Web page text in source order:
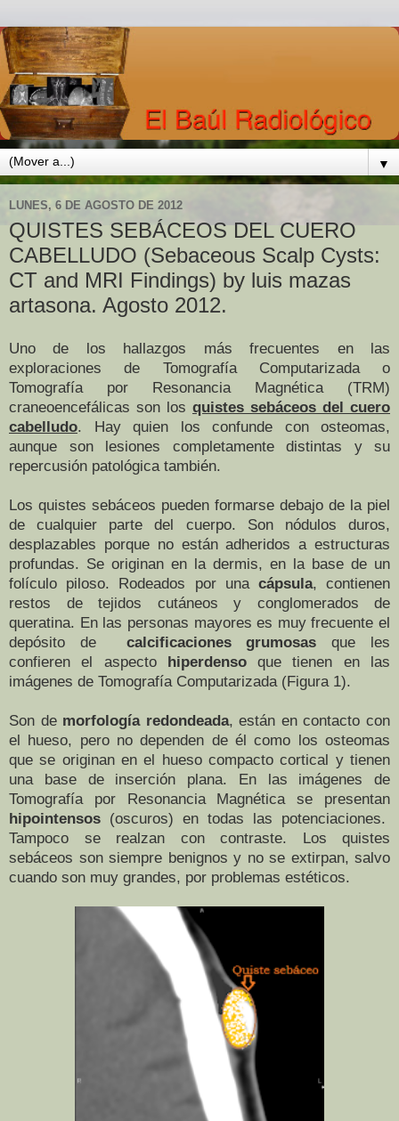
▼
LUNES, 6 DE AGOSTO DE 2012
QUISTES SEBÁCEOS DEL CUERO
CABELLUDO (Sebaceous Scalp Cysts:
CT and MRI Findings) by luis mazas
artasona. Agosto 2012.
Uno de los hallazgos más frecuentes en las
exploraciones de Tomografía Computarizada o
Tomografía por Resonancia Magnética (TRM)
craneoencefálicas son los quistes sebáceos del cuero
cabelludo. Hay quien los confunde con osteomas,
aunque son lesiones completamente distintas y su
repercusión patológica también.
Los quistes sebáceos pueden formarse debajo de la piel
de cualquier parte del cuerpo. Son nódulos duros,
desplazables porque no están adheridos a estructuras
profundas. Se originan en la dermis, en la base de un
folículo piloso. Rodeados por una cápsula, contienen
restos de tejidos cutáneos y conglomerados de
queratina. En las personas mayores es muy frecuente el
depósito de calcificaciones grumosas que les
confieren el aspecto hiperdensoque tienen en las
imágenes de Tomografía Computarizada (Figura 1).
Son de morfología redondeada, están en contacto con
el hueso, pero no dependen de él como los osteomas
que se originan en el hueso compacto cortical y tienen
una base de inserción plana. En las imágenes de
Tomografía por Resonancia Magnética se presentan
hipointensos (oscuros) en todas las potenciaciones.
Tampoco se realzan con contraste. Los quistes
sebáceos son siempre benignos y no se extirpan, salvo
cuando son muy grandes, por problemas estéticos.